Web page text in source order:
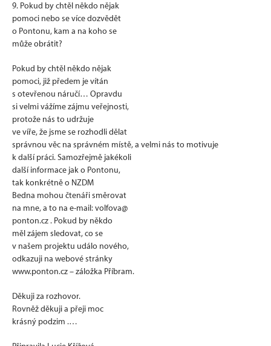
9. Pokud by chtěl někdo nějak
pomoci nebo se více dozvědět
o Pontonu, kam a na koho se
může obrátit?
Pokud by chtěl někdo nějak
pomoci, již předem je vítán
s otevřenou náručí… Opravdu
si velmi vážíme zájmu veřejnosti,
protože nás to udržuje
ve víře, že jsme se rozhodli dělat
správnou věc na správném místě, a velmi nás to motivuje
k další práci. Samozřejmě jakékoli
další informace jak o Pontonu,
tak konkrétně o NZDM
Bedna mohou čtenáři směrovat
na mne, a to na e-mail: volfova@
ponton.cz . Pokud by někdo
měl zájem sledovat, co se
v našem projektu událo nového,
odkazuji na webové stránky
www.ponton.cz – záložka Příbram.
Děkuji za rozhovor.
Rovněž děkuji a přeji moc
krásný podzim .…